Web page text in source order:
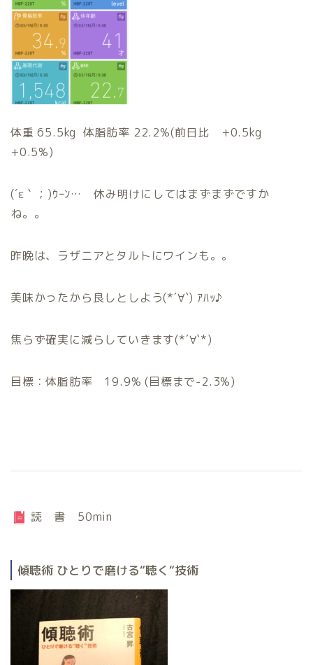
体重 65.5kg 体脂肪率 22.2%(前日比 +0.5kg
+0.5%)
(´ε｀；)ｳｰﾝ… 休み明けにしてはまずまずですか
ね。。
昨晩は、ラザニアとタルトにワインも。。
美味かったから良しとしよう(*´∀`) ｱﾊｯ♪
焦らず確実に減らしていきます(*´∀`*)
目標：体脂肪率 19.9% (目標まで-2.3%)
読 書 50min
傾聴術 ひとりで磨ける“聴く“技術